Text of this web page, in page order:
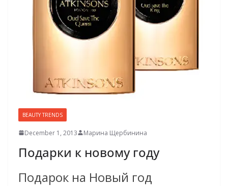
BEAUTY TRENDS
December 1, 2013 Марина Щербинина
Подарки к новому году
Подарок на Новый год